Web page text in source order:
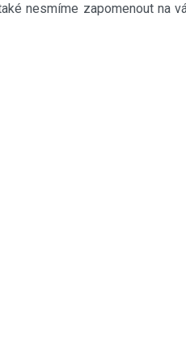
nesmíme zapomenout na